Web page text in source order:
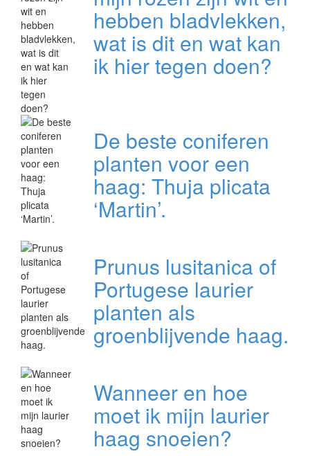
hebben bladvlekken,
wat is dit en wat kan
ik hier tegen doen?
De beste coniferen
planten voor een
haag: Thuja plicata
‘Martin’.
Prunus lusitanica of
Portugese laurier
planten als
groenblijvende haag.
Wanneer en hoe
moet ik mijn laurier
haag snoeien?